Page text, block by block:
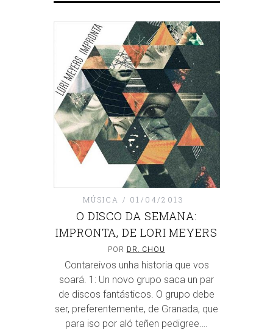
MÚSICA 01/04/2013
O DISCO DA SEMANA:
IMPRONTA, DE LORI MEYERS
POR DR. CHOU
Contareivos unha historia que vos
soará. 1: Un novo grupo saca un par
de discos fantásticos. O grupo debe
ser, preferentemente, de Granada, que
para iso por aló teñen pedigree….